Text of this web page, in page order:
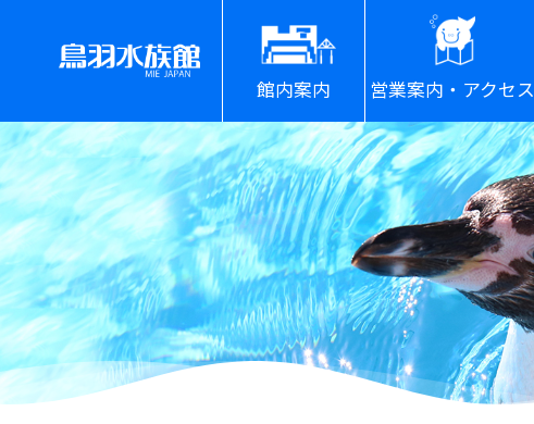
館内案内 営業案内・アクセス